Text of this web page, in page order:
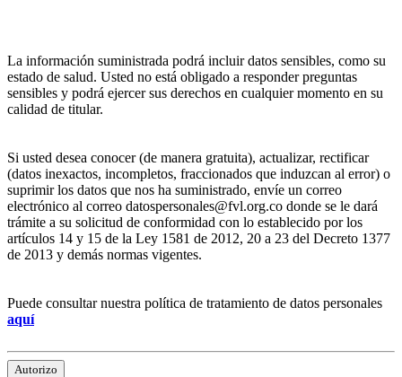
La información suministrada podrá incluir datos sensibles, como su
estado de salud. Usted no está obligado a responder preguntas
sensibles y podrá ejercer sus derechos en cualquier momento en su
calidad de titular.
Si usted desea conocer (de manera gratuita), actualizar, rectificar
(datos inexactos, incompletos, fraccionados que induzcan al error) o
suprimir los datos que nos ha suministrado, envíe un correo
electrónico al correo datospersonales@fvl.org.co donde se le dará
trámite a su solicitud de conformidad con lo establecido por los
artículos 14 y 15 de la Ley 1581 de 2012, 20 a 23 del Decreto 1377
de 2013 y demás normas vigentes.
Puede consultar nuestra política de tratamiento de datos personales
aquí
Autorizo